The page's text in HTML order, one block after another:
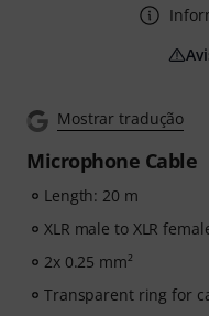
Mostrar tradução
Microphone Cable
Length: 20 m
XLR male to XLR
2x 0.25 mm²
Transparent ring for